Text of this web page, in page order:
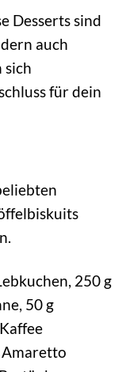
Desserts sind
auch
sich
für dein
250 g
50 g
Amaretto